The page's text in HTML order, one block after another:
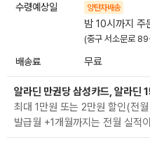
수령예상일 양탄자배송
밤 10시까지 주
(중구 서소문로
배송료 무료
알라딘 만권당 삼성카드, 알라딘
최대 1만원 또는 2만원 할인(전
발급월 +1개월까지는 전월 실적